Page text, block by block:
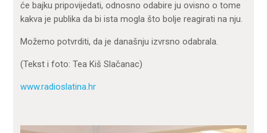
će bajku pripovijedati, odnosno odabire ju ovisno o tome
kakva je publika da bi ista mogla što bolje reagirati na nju.
Možemo potvrditi, da je današnju izvrsno odabrala.
(Tekst i foto: Tea Kiš Slačanac)
www.radioslatina.hr